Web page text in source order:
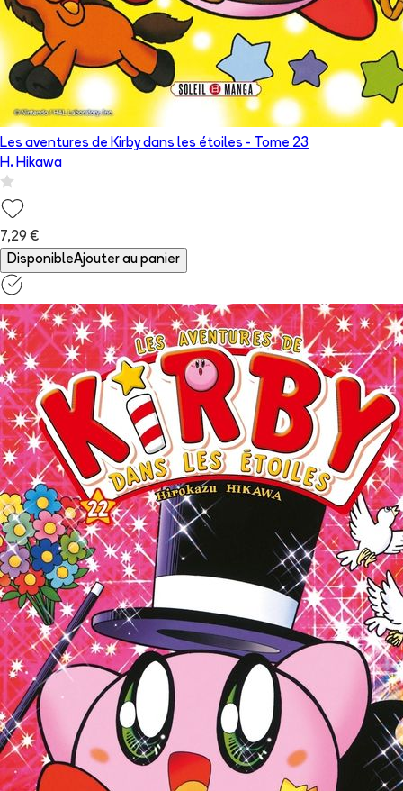
Les aventures de Kirby dans les étoiles - Tome 23
H. Hikawa
7,29 €
DisponibleAjouter au panier